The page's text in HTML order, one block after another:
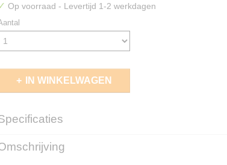
Op voorraad - Levertijd 1-2 werkdagen
IN WINKELWAGEN
EAN code